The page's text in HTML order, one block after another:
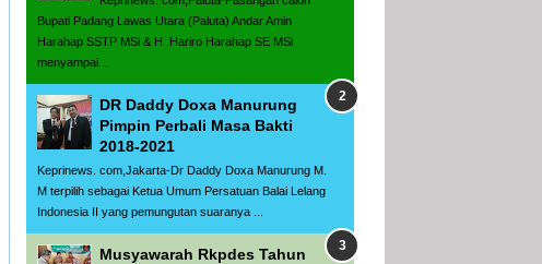
Bupati Padang Lawas Utara (Paluta) Andar Amin
Harahap SSTP MSi & H .Hariro Harahap SE MSi
menyampai...
DR Daddy Doxa Manurung
Pimpin Perbali Masa Bakti
2018-2021
Keprinews. com,Jakarta-Dr Daddy Doxa Manurung M.
M terpilih sebagai Ketua Umum Persatuan Balai Lelang
Indonesia II yang pemungutan suaranya ...
Musyawarah Rkpdes Tahun